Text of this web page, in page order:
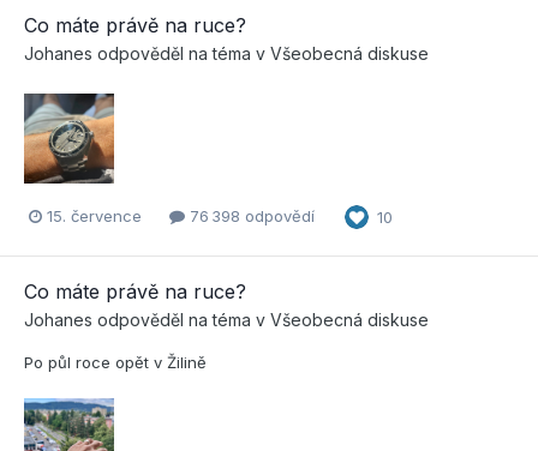
Co máte právě na ruce?
Johanes odpověděl na téma v Všeobecná diskuse
15. července 76 398 odpovědí 10
Co máte právě na ruce?
Johanes odpověděl na téma v Všeobecná diskuse
Po půl roce opět v Žilině